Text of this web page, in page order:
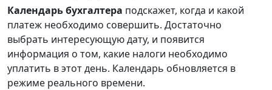
Календарьбухгалтера подскажет, когда и какой
платеж необходимо совершить. Достаточно
выбрать интересующую дату, и появится
информация о том, какие налоги необходимо
уплатить в этот день. Календарь обновляется в
режиме реального времени.